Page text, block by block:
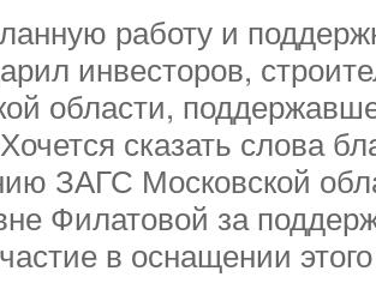
работу и
инвесторов,
области,
сказать слова
ЗАГС Московской
Филатовой за
в оснащении